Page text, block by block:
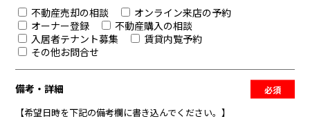
不動産売却の相談
オンライン来店の予約
オーナー登録
不動産購入の相談
入居者テナント募集
賃貸内覧予約
その他お問合せ
備考・詳細 必須
【希望日時を下記の備考欄に書き込んでください。】